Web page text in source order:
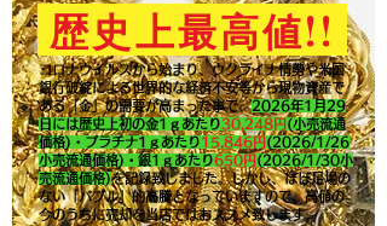
歴史上最高値!!
コロナウイルスから始まり、ウクライナ情勢や米国
銀行破綻による世界的な経済不安等から現物資産で
ある「金」の需要が高まった事で、2026年1月29
日には歴史上初の金1ｇあたり30,248円 (小売流通
価格)・プラチナ1ｇあたり15,846円 (2026/1/26
小売流通価格)・銀1ｇあたり650円 (2026/1/30小
売流通価格)を記録致しました。​しかし、ほぼ足場の
ない「バブル」的高騰となっていますので、高値の
今のうちに売却を当店ではおススメ致します。